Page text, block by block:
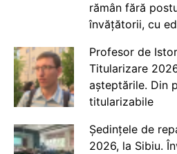
rămân fără
învățătorii, cu
Profesor de
Titularizare
așteptările. Din
titularizabile
Ședințele de
2026, la Sibiu.